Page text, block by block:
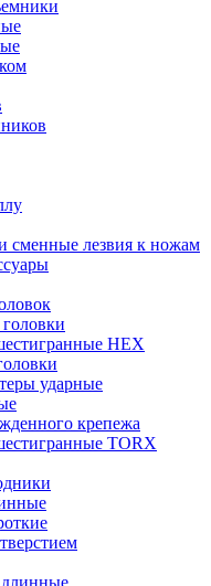
сменные лезвия к ножам
HEX
ударные
крепежа
TORX
длинные